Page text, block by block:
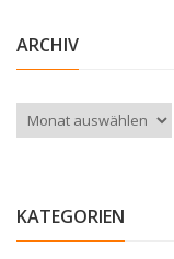
ARCHIV
Archiv
KATEGORIEN